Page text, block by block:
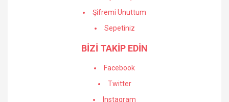
Şifremi Unuttum
Sepetiniz
BİZİ TAKİP EDİN
Facebook
Twitter
Instagram